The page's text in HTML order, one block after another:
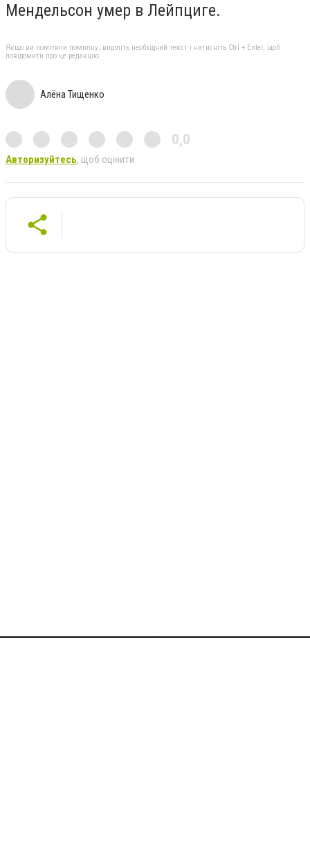
Мендельсон умер в Лейпциге.
Якщо ви помітили помилку, виділіть необхідний текст і натисніть Ctrl + Enter, щоб
повідомити про це редакцію
Алёна Тищенко
0,0
Авторизуйтесь, щоб оцінити